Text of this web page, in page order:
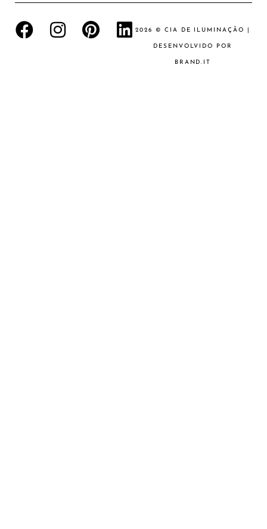
2026 © CIA DE ILUMINAÇÃO |
DESENVOLVIDO POR
BRAND.IT